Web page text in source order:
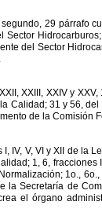
segundo, 29 párrafo
Sector Hidrocarburos;
del Sector
XXII, XXIII, XXIV y XXV,
la Calidad; 31 y 56, del
de la Comisión
I, IV, V, VI y XII de la
1, 6, fracciones I
Normalización; 1o., 6o.,
la Secretaría de
el órgano